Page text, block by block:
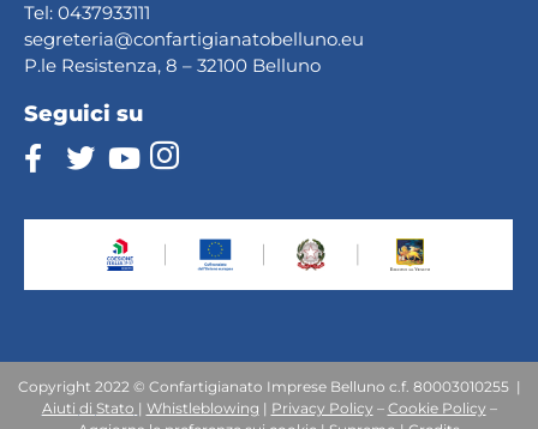
Tel: 0437933111
segreteria@confartigianatobelluno.eu
P.le Resistenza, 8 – 32100 Belluno
Seguici su
Copyright 2022 © Confartigianato Imprese Belluno c.f. 80003010255 |
Aiuti di Stato | Whistleblowing | Privacy Policy – Cookie Policy –